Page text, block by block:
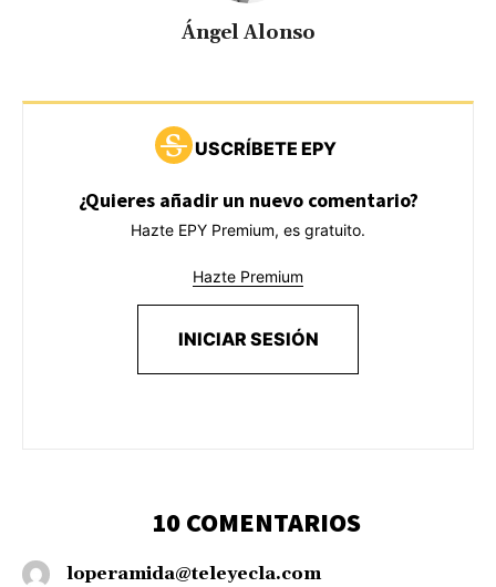
Ángel Alonso
USCRÍBETE EPY
¿Quieres añadir un nuevo comentario?
Hazte EPY Premium, es gratuito.
Hazte Premium
INICIAR SESIÓN
10 COMENTARIOS
loperamida@teleyecla.com